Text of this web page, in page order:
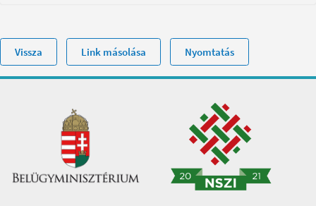
Vissza Link másolása Nyomtatás